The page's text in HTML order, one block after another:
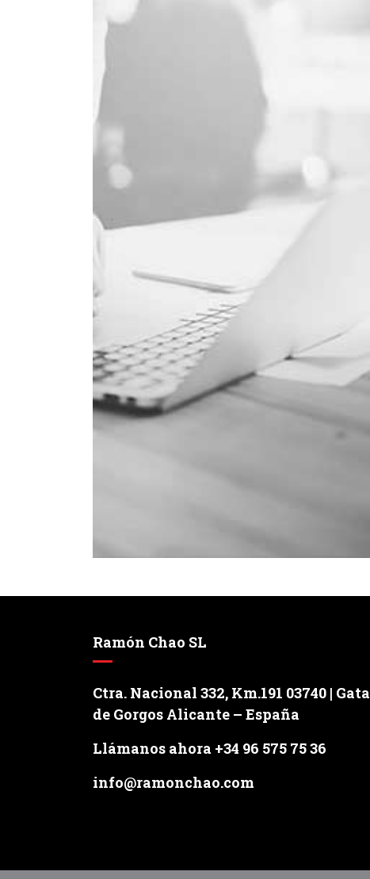
Ramón Chao SL
Ctra. Nacional 332, Km.191 03740 | Gata
de Gorgos Alicante – España
Llámanos ahora +34 96 575 75 36
info@ramonchao.com